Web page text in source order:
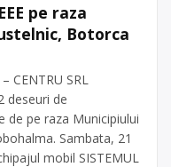
pe raza
Botorca
CENTRU SRL
deseuri de
de pe raza Municipiului
Sambata, 21
mobil SISTEMUL